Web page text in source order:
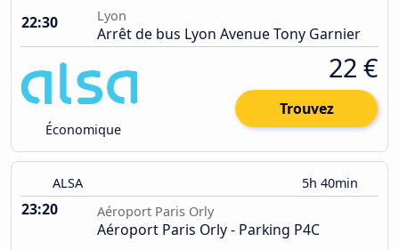
22:30
Lyon
Arrêt de bus Lyon Avenue Tony Garnier
Économique
22 €
Trouvez
ALSA 5h 40min
23:20 Aéroport Paris Orly
Aéroport Paris Orly - Parking P4C